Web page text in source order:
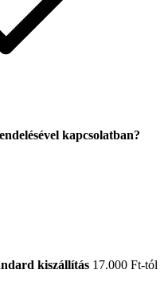
kapcsolatban?
kiszállítás 17.000 Ft-tól